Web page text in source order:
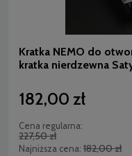
Kratka NEMO do
kratka nierdzewna
182,00 zł
Cena regularna:
227,50 zł
Najniższa cena: 182,00 zł